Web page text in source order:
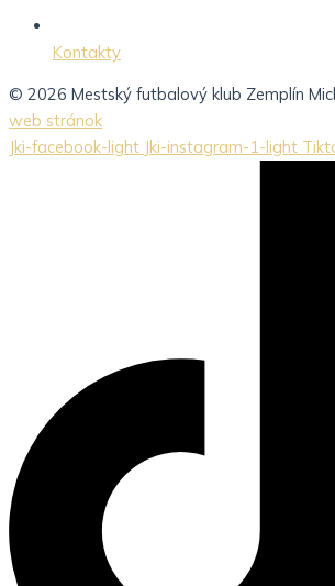
Kontakty
© 2026 Mestský futbalový klub Zemplín
web stránok
Jki-facebook-light Jki-instagram-1-light